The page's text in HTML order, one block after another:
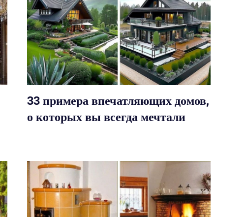
33 примера впечатляющих домов,
о которых вы всегда мечтали